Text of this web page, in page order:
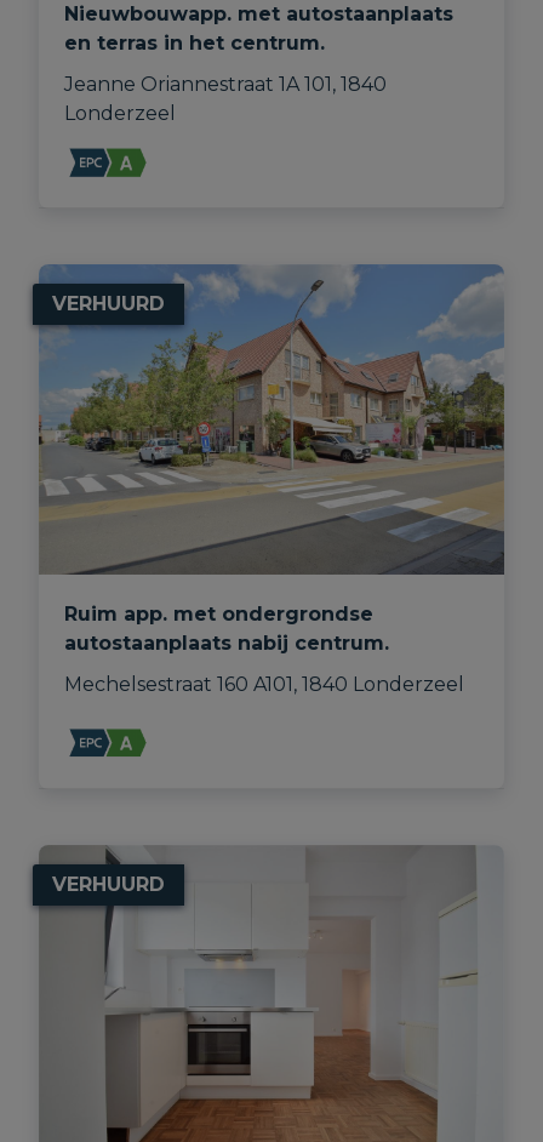
Nieuwbouwapp. met autostaanplaats
en terras in het centrum.
Jeanne Oriannestraat 1A 101, 1840
Londerzeel
VERHUURD
Ruim app. met ondergrondse
autostaanplaats nabij centrum.
Mechelsestraat 160 A101, 1840 Londerzeel
VERHUURD